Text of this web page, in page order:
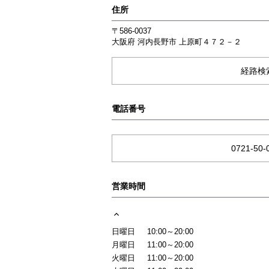
住所
〒586-0037
大阪府 河内長野市 上原町４７２－２
経路検
電話番号
0721-50-
営業時間
日曜日
10:00～20:00
月曜日
11:00～20:00
火曜日
11:00～20:00